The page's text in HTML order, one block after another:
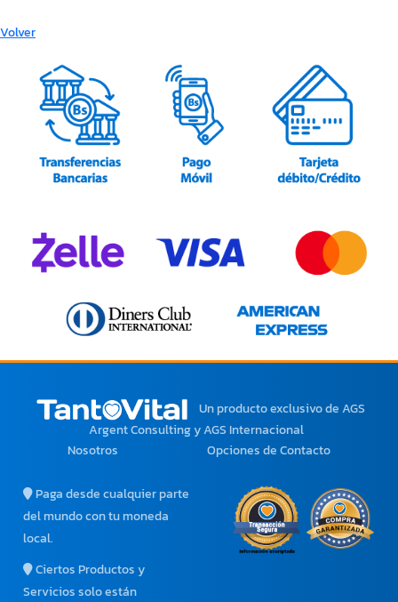
Volver
Un producto exclusivode AGS
Argent Consulting y AGS Internacional
Nosotros
Opciones de Contacto
Paga desde cualquier parte
del mundo con tu moneda
local.
Ciertos Productos y
Servicios solo están